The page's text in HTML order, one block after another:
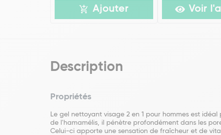
Ajouter Voir
Description
Propriétés
Le gel nettoyant visage 2 en 1 pour hommes est
de l'hamamélis, il pénètre profondément dans les
Celui-ci apporte une sensation de fraîcheur et de